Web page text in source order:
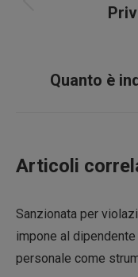
postQuanto è
Articoli
Sanzionata per
impone al
personale come